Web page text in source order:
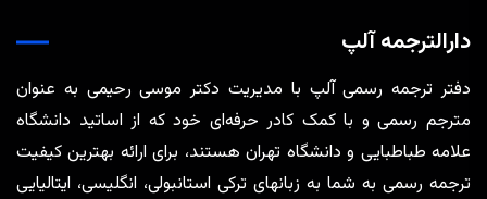
دارالترجمه آلپ
دفتر ترجمه رسمی آلپ با مدیریت دکتر موسی رحیمی به عنوان
مترجم رسمی و با کمک کادر حرفه‌ای خود که از اساتید دانشگاه
علامه طباطبایی و دانشگاه تهران هستند، برای ارائه بهترین کیفیت
ترجمه رسمی به شما به زبانهای ترکی استانبولی، انگلیسی، ایتالیایی